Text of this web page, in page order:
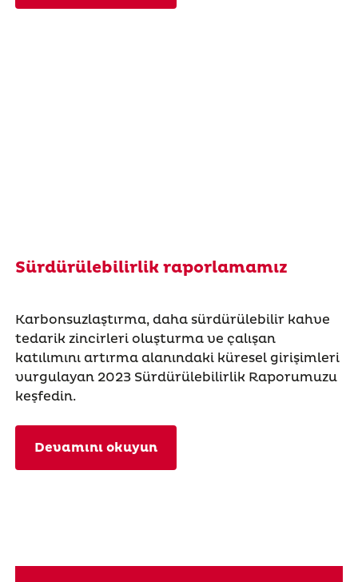
Sürdürülebilirlik raporlamamız
Karbonsuzlaştırma, daha sürdürülebilir kahve
tedarik zincirleri oluşturma ve çalışan
katılımını artırma alanındaki küresel girişimleri
vurgulayan 2023 Sürdürülebilirlik Raporumuzu
keşfedin.
Devamını okuyun